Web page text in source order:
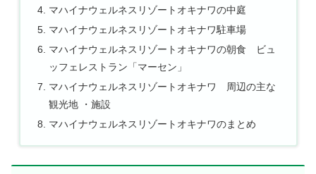
マハイナウェルネスリゾートオキナワの中庭
マハイナウェルネスリゾートオキナワ駐車場
マハイナウェルネスリゾートオキナワの朝食 ビュ
ッフェレストラン「マーセン」
マハイナウェルネスリゾートオキナワ 周辺の主な
観光地 ・施設
マハイナウェルネスリゾートオキナワのまとめ